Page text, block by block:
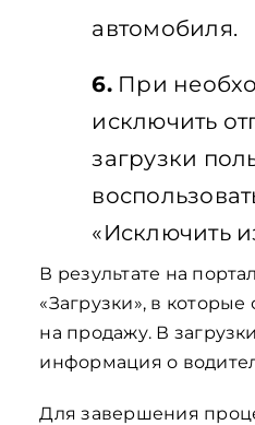
автомобиля.
6.При
исключить
загрузки
«Исключить
В результате на
«Загрузки», в
на продажу. В
информация о
Для завершения